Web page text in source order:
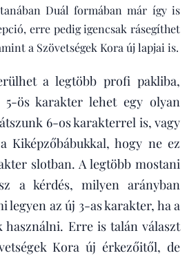
Duál formában már így is
erre pedig igencsak rásegíthet
a Szövetségek Kora új lapjai is.
a legtöbb profi pakliba,
5-ös karakter lehet egy olyan
6-os karakterrel is, vagy
Kiképzőbábukkal, hogy ne ez
slotban. A legtöbb mostani
a kérdés, milyen arányban
legyen az új 3-as karakter, ha a
Erre is talán választ
Kora új érkezőitől, de